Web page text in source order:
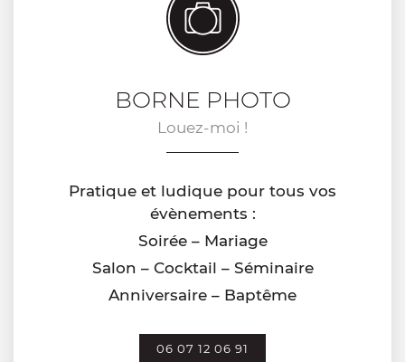
BORNE PHOTO
Louez-moi !
Pratique et ludique pour tous vos
évènements :
Soirée – Mariage
Salon – Cocktail – Séminaire
Anniversaire – Baptême
06 07 12 06 91